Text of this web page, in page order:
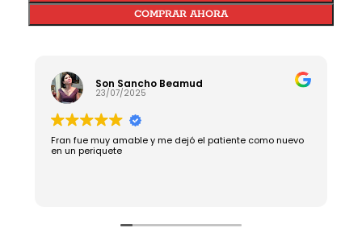
Son Sancho Beamud
23/07/2025
Fran fue muy amable y me dejó el patiente como nuevo
en un periquete
COMPRAR AHORA